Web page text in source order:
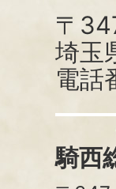
〒
埼玉
電話
騎西